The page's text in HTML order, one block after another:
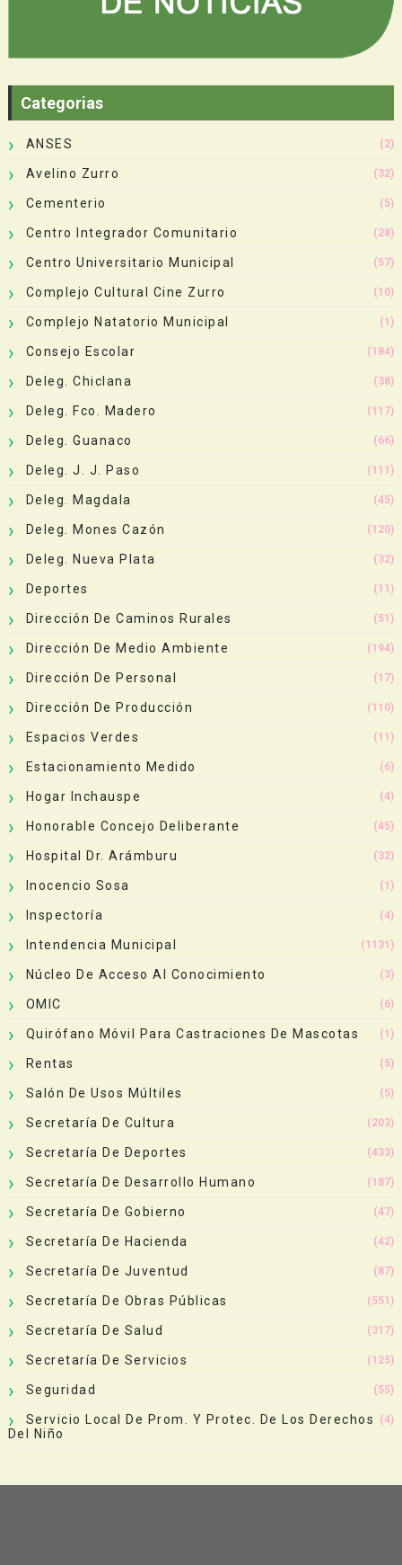
Categorias
ANSES (2)
Avelino Zurro (32)
Cementerio (5)
Centro Integrador Comunitario (28)
Centro Universitario Municipal (57)
Complejo Cultural Cine Zurro (10)
Complejo Natatorio Municipal (1)
Consejo Escolar (184)
Deleg. Chiclana (38)
Deleg. Fco. Madero (117)
Deleg. Guanaco (66)
Deleg. J. J. Paso (111)
Deleg. Magdala (45)
Deleg. Mones Cazón (120)
Deleg. Nueva Plata (32)
Deportes (11)
Dirección De Caminos Rurales (51)
Dirección De Medio Ambiente (194)
Dirección De Personal (17)
Dirección De Producción (110)
Espacios Verdes (11)
Estacionamiento Medido (6)
Hogar Inchauspe (4)
Honorable Concejo Deliberante (45)
Hospital Dr. Arámburu (32)
Inocencio Sosa (1)
Inspectoría (4)
Intendencia Municipal (1131)
Núcleo De Acceso Al Conocimiento (3)
OMIC (6)
Quirófano Móvil Para Castraciones De Mascotas (1)
Rentas (5)
Salón De Usos Múltiles (5)
Secretaría De Cultura (203)
Secretaría De Deportes (433)
Secretaría De Desarrollo Humano (187)
Secretaría De Gobierno (47)
Secretaría De Hacienda (42)
Secretaría De Juventud (87)
Secretaría De Obras Públicas (551)
Secretaría De Salud (317)
Secretaría De Servicios (125)
Seguridad (55)
Servicio Local De Prom. Y Protec. De Los Derechos
Del Niño
(4)